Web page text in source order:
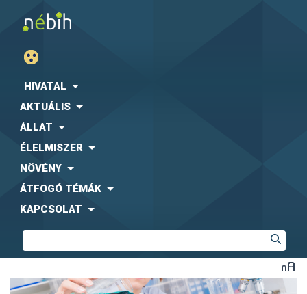
HIVATAL
AKTUÁLIS
ÁLLAT
ÉLELMISZER
NÖVÉNY
ÁTFOGÓ TÉMÁK
KAPCSOLAT